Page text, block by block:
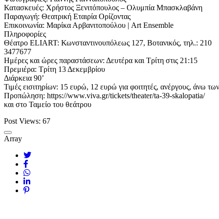
Κατασκευές: Χρήστος Ξενιτόπουλος – Ολυμπία Μπασκλαβάνη
Παραγωγή: Θεατρική Εταιρία Ορίζοντας
Επικοινωνία: Μαρίκα Αρβανιτοπούλου | Art Ensemble
Πληροφορίες
Θέατρο ELIART: Κωνσταντινουπόλεως 127, Βοτανικός, τηλ.: 210
3477677
Ημέρες και ώρες παραστάσεων: Δευτέρα και Τρίτη στις 21:15
Πρεμιέρα: Τρίτη 13 Δεκεμβρίου
Διάρκεια 90’
Τιμές εισιτηρίων: 15 ευρώ, 12 ευρώ για φοιτητές, ανέργους, άνω
Προπώληση: https://www.viva.gr/tickets/theater/ta-39-skalopatia/
και στο Ταμείο του θεάτρου
Post Views: 67
Array